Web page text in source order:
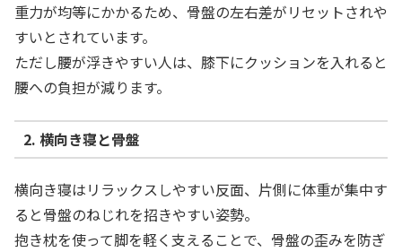
重力が均等にかかるため、骨盤の左右差がリセットされや
すいとされています。
ただし腰が浮きやすい人は、膝下にクッションを入れると
腰への負担が減ります。
2. 横向き寝と骨盤
横向き寝はリラックスしやすい反面、片側に体重が集中す
ると骨盤のねじれを招きやすい姿勢。
抱き枕を使って脚を軽く支えることで、骨盤の歪みを防ぎ